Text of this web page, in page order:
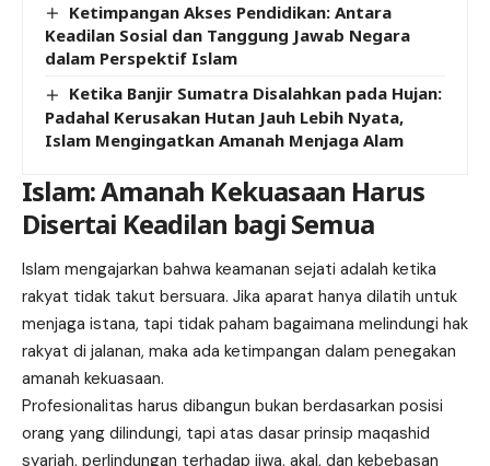
Ketimpangan Akses Pendidikan: Antara
Keadilan Sosial dan Tanggung Jawab Negara
dalam Perspektif Islam
Ketika Banjir Sumatra Disalahkan pada Hujan:
Padahal Kerusakan Hutan Jauh Lebih Nyata,
Islam Mengingatkan Amanah Menjaga Alam
Islam: Amanah Kekuasaan Harus
Disertai Keadilan bagi Semua
Islam mengajarkan bahwa keamanan sejati adalah ketika
rakyat tidak takut bersuara. Jika aparat hanya dilatih untuk
menjaga istana, tapi tidak paham bagaimana melindungi hak
rakyat di jalanan, maka ada ketimpangan dalam penegakan
amanah kekuasaan.
Profesionalitas harus dibangun bukan berdasarkan posisi
orang yang dilindungi, tapi atas dasar prinsip maqashid
syariah, perlindungan terhadap jiwa, akal, dan kebebasan